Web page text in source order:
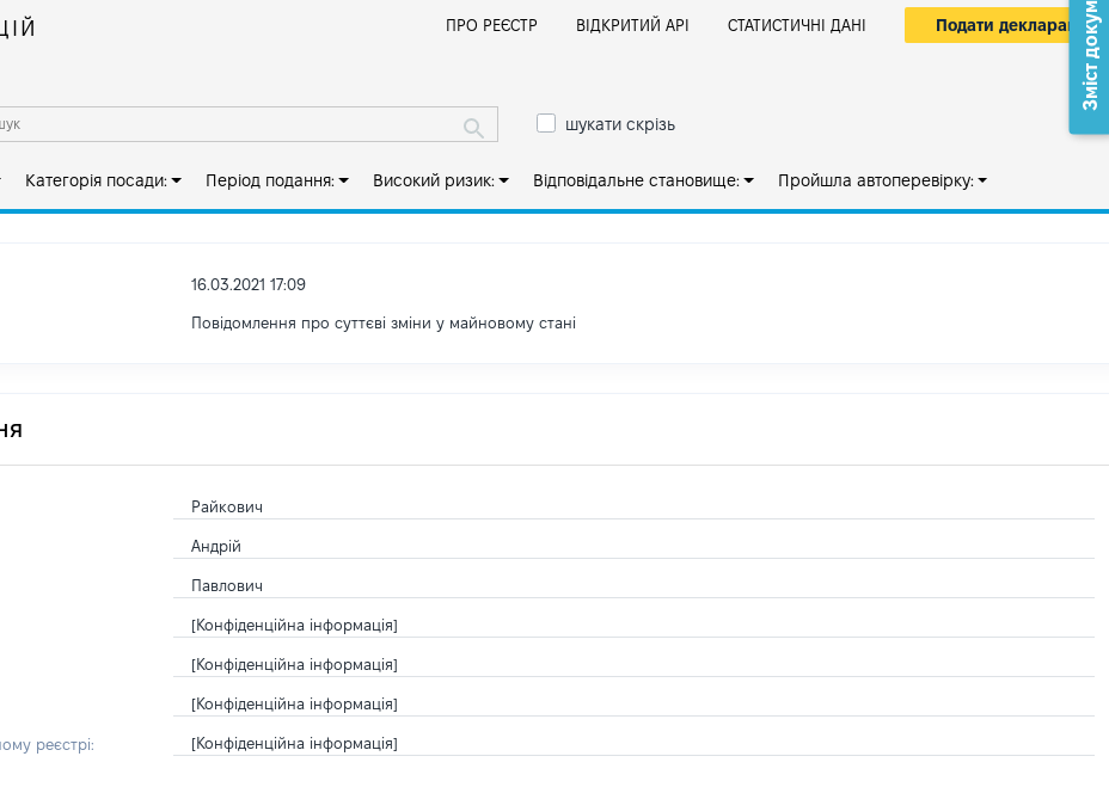
ПРО РЕЄСТР ВІДКРИТИЙ АРІ СТАТИСТИЧНІ ДАНІ Подати декларацію
шукати скрізь
Категорія посади: Період подання: Високий ризик: Відповідальне становище: Пройшла автоперевірку:
16.03.2021 17:09
Повідомлення про суттєві зміни y майновому стані
Райкович
Андрій
Павлович
[Конфіденційна інформація]
[Конфіденційна інформація]
[Конфіденційна інформація]
реєстрі: [Конфіденційна інформація]
Зміст документа